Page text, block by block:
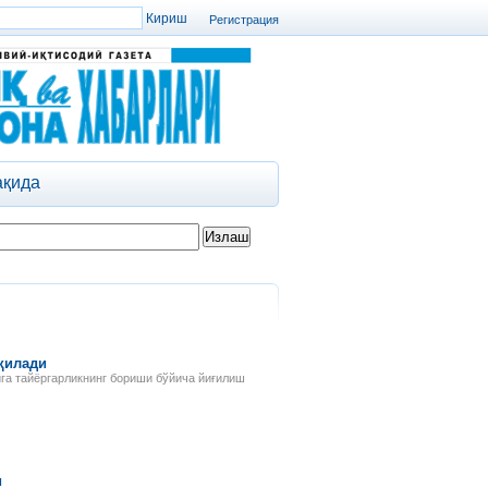
Регистрация
тайёргарликнинг бориши бўйича йиғилиш